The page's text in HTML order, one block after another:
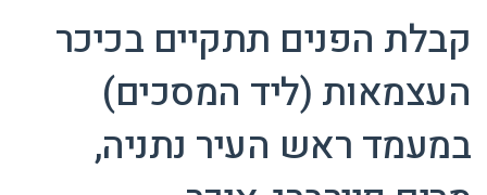
קבלת הפנים תתקיים בכיכר
העצמאות (ליד המסכים)
במעמד ראש העיר נתניה,